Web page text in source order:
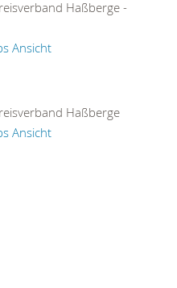
Haßberge -
Ansicht
Haßberge
Ansicht